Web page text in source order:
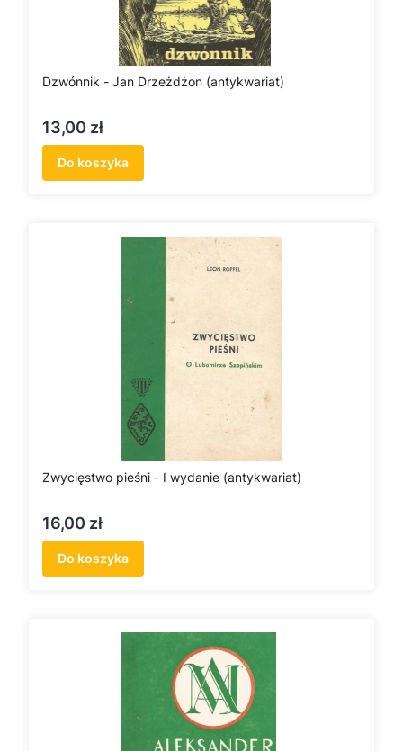
Dzwónnik - Jan Drzeżdżon (antykwariat)
Cena
13,00 zł
Do koszyka
Zwycięstwo pieśni - I wydanie (antykwariat)
Cena
16,00 zł
Do koszyka